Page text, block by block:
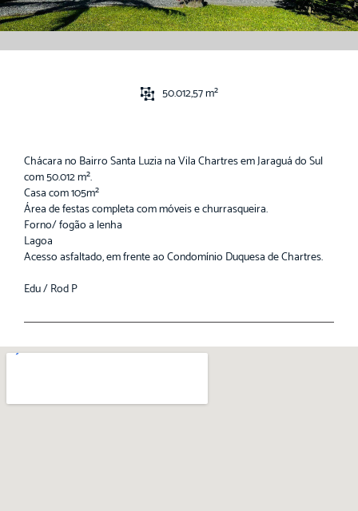
50.012,57 m²
Chácara no Bairro Santa Luzia na Vila Chartres em Jaraguá do Sul
com 50.012 m².
Casa com 105m²
Área de festas completa com móveis e churrasqueira.
Forno/ fogão a lenha
Lagoa
Acesso asfaltado, em frente ao Condomínio Duquesa de Chartres.
Edu / Rod P